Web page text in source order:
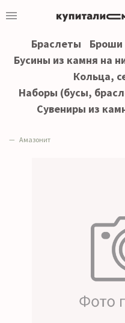
Браслеты Броши
Бусины из камня на
Кольца,
Наборы (бусы,
Сувениры из
Амазонит